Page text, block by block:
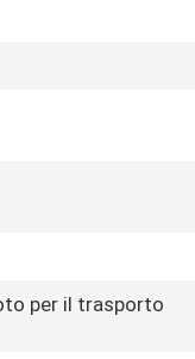
per il trasporto